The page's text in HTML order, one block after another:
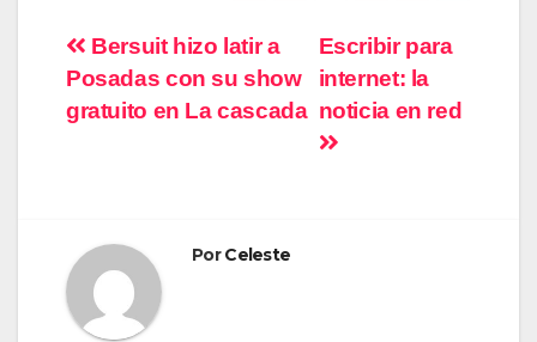
Navegación
de
Escribir para
internet: la
noticia en red
Bersuit hizo latir a
Posadas con su show
gratuito en La cascada
PorCeleste